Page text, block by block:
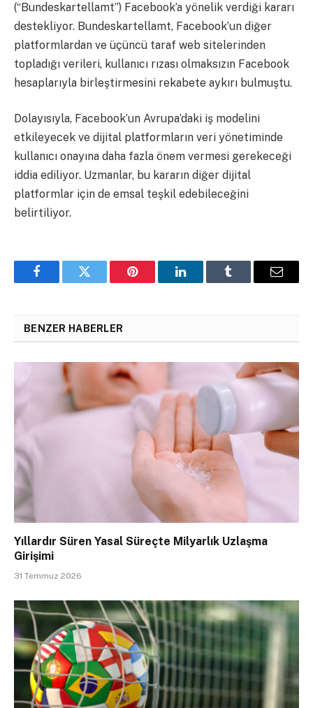
(“Bundeskartellamt”) Facebook’a yönelik verdiği kararı
destekliyor. Bundeskartellamt, Facebook’un diğer
platformlardan ve üçüncü taraf web sitelerinden
topladığı verileri, kullanıcı rızası olmaksızın Facebook
hesaplarıyla birleştirmesini rekabete aykırı bulmuştu.
Dolayısıyla, Facebook’un Avrupa’daki iş modelini
etkileyecek ve dijital platformların veri yönetiminde
kullanıcı onayına daha fazla önem vermesi gerekeceği
iddia ediliyor. Uzmanlar, bu kararın diğer dijital
platformlar için de emsal teşkil edebileceğini
belirtiliyor.
FacebookTwitter Pinterest LinkedInTumblr Email
BENZER HABERLER
Yıllardır Süren Yasal Süreçte Milyarlık Uzlaşma
Girişimi
31 Temmuz 2026